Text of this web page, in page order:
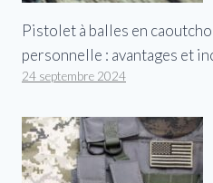
Pistolet à balles en
personnelle : avantages et
24 septembre 2024